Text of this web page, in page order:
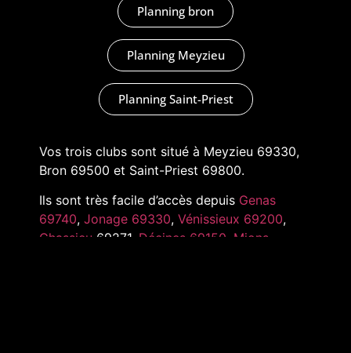
Planning bron
Planning Meyzieu
Planning Saint-Priest
Vos trois clubs sont situé à Meyzieu 69330,
Bron 69500 et Saint-Priest 69800.
Ils sont très facile d’accès depuis Genas
69740, Jonage 69330, Vénissieux 69200,
Chassieu 69271, Décines 69150 Mions